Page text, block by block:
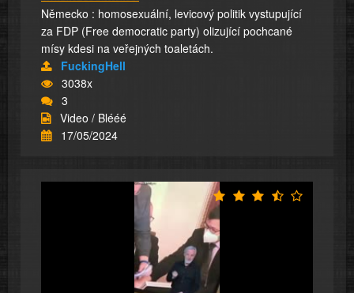
Německo : homosexuální, levicový politik vystupující
za FDP (Free democratic party) olizující pochcané
mísy kdesi na veřejných toaletách.
FuckingHell
3038x
3
Video / Blééé
17/05/2024